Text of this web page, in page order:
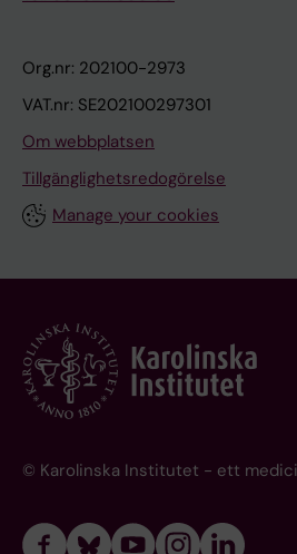
Org.nr: 202100-2973
VAT.nr: SE202100297301
Om webbplatsen
Tillgänglighetsredogörelse
Manage your cookies
© Karolinska Institutet - ett